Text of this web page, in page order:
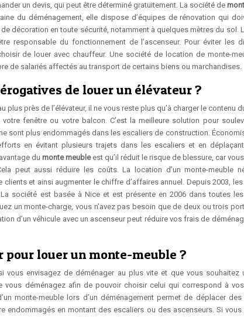
un devis, qui peut être déterminé gratuitement. La société de
du déménagement, elle dispose d’équipes de rénovation qui
décoration en toute sécurité, notamment à quelques mètres du sol.
responsable du fonctionnement de l’ascenseur. Pour éviter les
de louer avec chauffeur. Une société de location de monte-
de salariés affectés au transport de certains biens ou marchandises.
de louer un élévateur ?
plus près de l’élévateur, il ne vous reste plus qu’à charger le contenu
fenêtre ou votre balcon. C’est la meilleure solution pour
sont plus endommagés dans les escaliers de construction.
en évitant plusieurs trajets dans les escaliers et en
du monte meubleest qu’il réduit le risque de blessure, car
peut aussi réduire les coûts. La location d’un monte-meuble
clients et ainsi augmenter le chiffre d’affaires annuel. Depuis 2003,
société est basée à Nice et est présente en 2006 dans toutes
un monte-charge, vous n’avez pas besoin que de deux ou trois
d’un véhicule avec un ascenseur peut réduire vos frais de
pour louer un monte-meuble ?
vous envisagez de déménager au plus vite et que vous souhaitez
vous déménagez afin de pouvoir choisir celui qui correspond à
monte-meuble lors d’un déménagement permet de déplacer
endommagés en montant des escaliers ou des ascenseurs. Si